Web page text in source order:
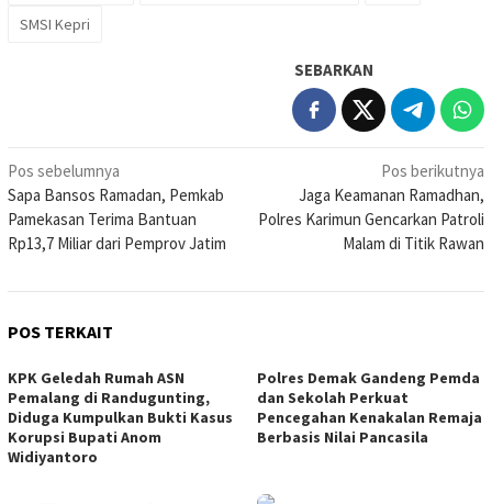
SMSI Kepri
SEBARKAN
Navigasi
pos
Pos sebelumnya
Sapa Bansos Ramadan, Pemkab
Pamekasan Terima Bantuan
Rp13,7 Miliar dari Pemprov Jatim
Pos berikutnya
Jaga Keamanan Ramadhan,
Polres Karimun Gencarkan Patroli
Malam di Titik Rawan
POS TERKAIT
KPK Geledah Rumah ASN
Pemalang di Randugunting,
Diduga Kumpulkan Bukti Kasus
Korupsi Bupati Anom
Widiyantoro
Polres Demak Gandeng Pemda
dan Sekolah Perkuat
Pencegahan Kenakalan Remaja
Berbasis Nilai Pancasila